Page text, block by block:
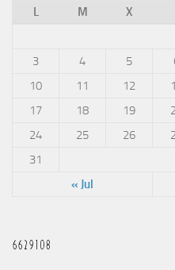
L
M X
« Jul
3
4 5
10
11 12
17
18 19
24
25 26
31